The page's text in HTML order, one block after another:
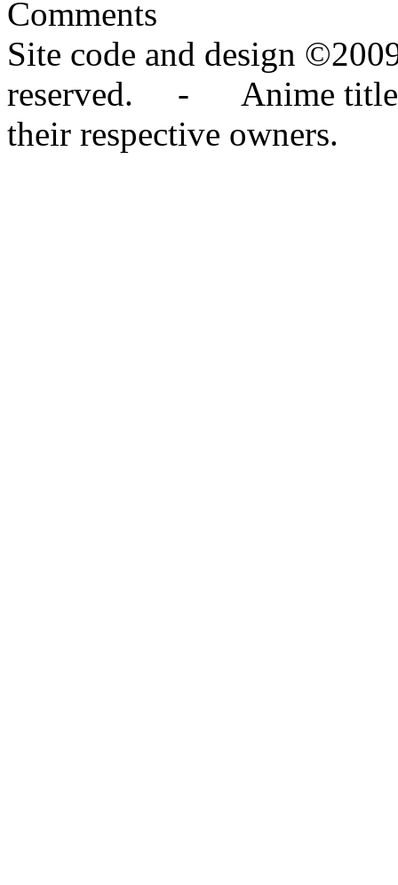
Comments
Site code and design
reserved. - Anime titles,
their respective owners.